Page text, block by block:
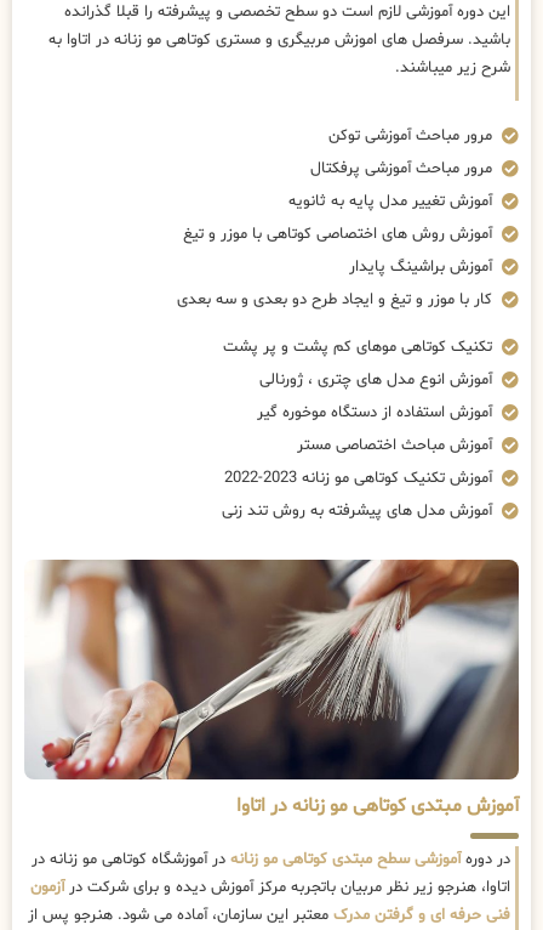
این دوره آموزشی لازم است دو سطح تخصصی و پیشرفته را قبلا گذرانده
باشید. سرفصل های اموزش مربیگری و مستری کوتاهی مو زنانه در اتاوا به
شرح زیر میباشند.
مرور مباحث آموزشی توکن
مرور مباحث آموزشی پرفکتال
آموزش تغییر مدل پایه به ثانویه
آموزش روش های اختصاصی کوتاهی با موزر و تیغ
آموزش براشینگ پایدار
کار با موزر و تیغ و ایجاد طرح دو بعدی و سه بعدی
تکنیک کوتاهی موهای کم پشت و پر پشت
آموزش انوع مدل های چتری ، ژورنالی
آموزش استفاده از دستگاه موخوره گیر
آموزش مباحث اختصاصی مستر
آموزش تکنیک کوتاهی مو زنانه 2023-2022
آموزش مدل های پیشرفته به روش تند زنی
آموزش مبتدی کوتاهی مو زنانه در اتاوا
در دورهآموزشی سطح مبتدی کوتاهی مو زنانه در آموزشگاه کوتاهی مو زنانه در
اتاوا، هنرجو زیر نظر مربیان باتجربه مرکز آموزش دیده و برای شرکت درآزمون
فنی حرفه ای و گرفتن مدرک معتبر این سازمان، آماده می شود. هنرجو پس از